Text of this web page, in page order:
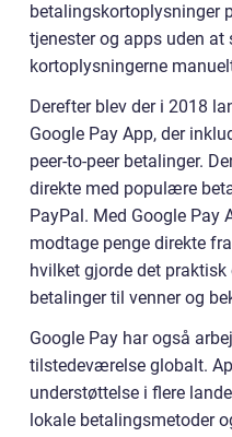
betalingskortoplysninger
tjenester og apps uden at
kortoplysningerne
Derefter blev der i 2018
Google Pay App, der
peer-to-peer betalinger.
direkte med populære
PayPal. Med Google Pay
modtage penge direkte
hvilket gjorde det
betalinger til venner og
Google Pay har også
tilstedeværelse globalt.
understøttelse i flere
lokale betalingsmetoder